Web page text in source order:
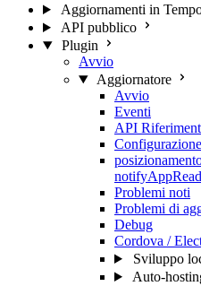
Aggiornamenti in
API pubblico
Plugin
Avvio
Aggiornatore
Avvio
Eventi
API
Configurazione
Problemi noti
Problemi di
Debug
Cordova /
Sviluppo
Auto-